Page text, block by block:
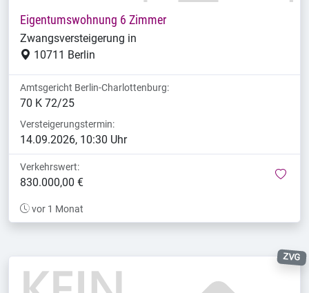
Eigentumswohnung 6 Zimmer
Zwangsversteigerung in
10711 Berlin
Amtsgericht Berlin-Charlottenburg:
70 K 72/25
Versteigerungstermin:
14.09.2026, 10:30 Uhr
Verkehrswert:
830.000,00 €
vor 1 Monat
ZVG